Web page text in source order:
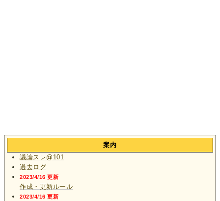
案内
議論スレ@101
過去ログ
2023/4/16 更新
作成・更新ルール
2023/4/16 更新